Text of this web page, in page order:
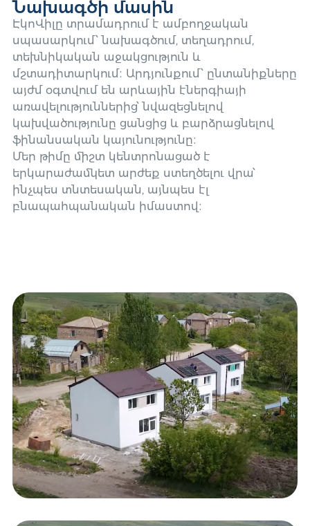
Նախագծի մասին
ԷկոՎիլը տրամադրում է ամբողջական
սպասարկում՝ նախագծում, տեղադրում,
տեխնիկական աջակցություն և
մշտադիտարկում։ Արդյունքում՝ ընտանիքները
այժմ օգտվում են արևային էներգիայի
առավելություններից՝ նվազեցնելով
կախվածությունը ցանցից և բարձրացնելով
ֆինանսական կայունությունը։
Մեր թիմը միշտ կենտրոնացած է
երկարաժամկետ արժեք ստեղծելու վրա՝
ինչպես տնտեսական, այնպես էլ
բնապահպանական իմաստով։